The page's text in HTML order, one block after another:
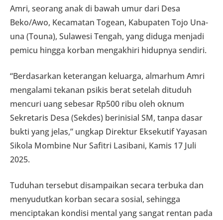
Amri, seorang anak di bawah umur dari Desa
Beko/Awo, Kecamatan Togean, Kabupaten Tojo Una-
una (Touna), Sulawesi Tengah, yang diduga menjadi
pemicu hingga korban mengakhiri hidupnya sendiri.
“Berdasarkan keterangan keluarga, almarhum Amri
mengalami tekanan psikis berat setelah dituduh
mencuri uang sebesar Rp500 ribu oleh oknum
Sekretaris Desa (Sekdes) berinisial SM, tanpa dasar
bukti yang jelas,” ungkap Direktur Eksekutif Yayasan
Sikola Mombine Nur Safitri Lasibani, Kamis 17 Juli
2025.
Tuduhan tersebut disampaikan secara terbuka dan
menyudutkan korban secara sosial, sehingga
menciptakan kondisi mental yang sangat rentan pada